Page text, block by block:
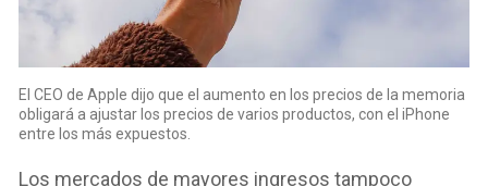
El CEO de Apple dijo que el aumento en los precios de la memoria
obligará a ajustar los precios de varios productos, con el iPhone
entre los más expuestos.
Los mercados de mayores ingresos tampoco